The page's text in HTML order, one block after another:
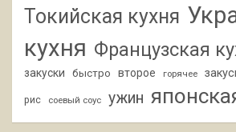
Токийская кухня
кухня Французская
закуски
быстро второе горячее
рис соевый соус ужин